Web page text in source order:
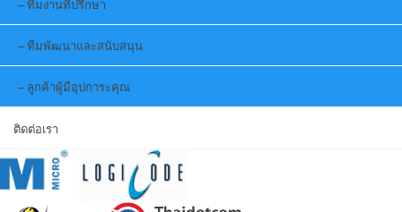
ทีมงานที่ปรึกษา
ทีมพัฒนาและสนับสนุน
ลูกค้าผู้มีอุปการะคุณ
ติดต่อเรา